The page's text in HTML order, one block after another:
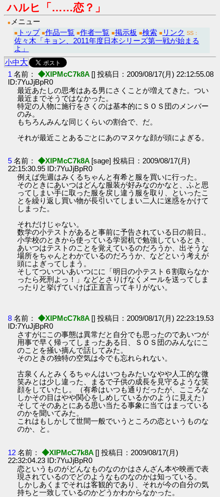
ハルヒ「……恋？」
● メニュー
■ トップ ■作品一覧 ■作者一覧 ■掲示板 ■検索 ■ リンク SS：
佐々木「キョン、2011年度日本シリーズ第一戦が始まる
よ」
小中大
1 名前： ◆XIPMcC7k8A [] 投稿日：2009/08/17(月) 22:12:55.08
ID:7YuJjBpR0
最近あたしの思考はある男にさくことが増えてきた。つい
最近までそうではなかった。
特定の人物に施行をさくのは基本的にＳＯＳ団のメンバー
のみ。
もちろんみんな同じくらいの割合で、だ。
それが最近ことあるごとにあのマヌケな顔が頭によぎる。
5 名前： ◆XIPMcC7k8A [sage] 投稿日：2009/08/17(月)
22:15:30.95 ID:7YuJjBpR0
例えば先週はみくるちゃんと有希と服を買いに行った。
そのときにあいつはどんな服装が好みなのかなと、ふと思
ってしまい手に取った服を戻し違う服を取り、といったこ
とを繰り返し買い物が長引いてしまい二人に迷惑をかけて
しまった。
それだけじゃない。
数学の小テストがあると事前に予告されている日の前日.。
小学校のときから使っている学習机で勉強しているとき、
あいつはテストのことを覚えているのだろうか、出そうな
場所をちゃんとわかているのだろうか、などという考えが
頭によぎってしまう。
そしてついついあいつにに「明日の小テスト６割取らなか
ったら死刑よっ！」などとさりげなくメールを送ってしま
ったりと挙げていけば正直言ってキリがない。
8 名前： ◆XIPMcC7k8A [] 投稿日：2009/08/17(月) 22:23:19.53
ID:7YuJjBpR0
さすがにこの事態は異常だと自分でも思ったのであいつが
用事で早く帰ってしまったある日、ＳＯＳ団のみんなにこ
のことを掻い摘んで話してみた。
そのときの独特の空気は今でも忘れられない。
古泉くんとみくるちゃんはいつもみたいなやや人工的な微
笑みとは少し違った、まるで子供の成長を見守るような笑
顔をしていたし。（有希はいつも通りだったが、こころな
しかその目はやや関心をしめしているかのように見えた）
そしてそのあとにある思い当たる事象に当てはまっている
のかを聞いてみた。
これはもしかして世間一般でいうところの恋というものな
のか、と。
12 名前： ◆XIPMcC7k8A [] 投稿日：2009/08/17(月)
22:32:04.23 ID:7YuJjBpR0
恋というものがどんなものなのかはさんざん本や映画で表
現されているのでどのようなものなのかは知っている。
しかしあくまでそれは客観的であり、それが今の自分の気
持ちと一致しているのかどうかわからなかった。